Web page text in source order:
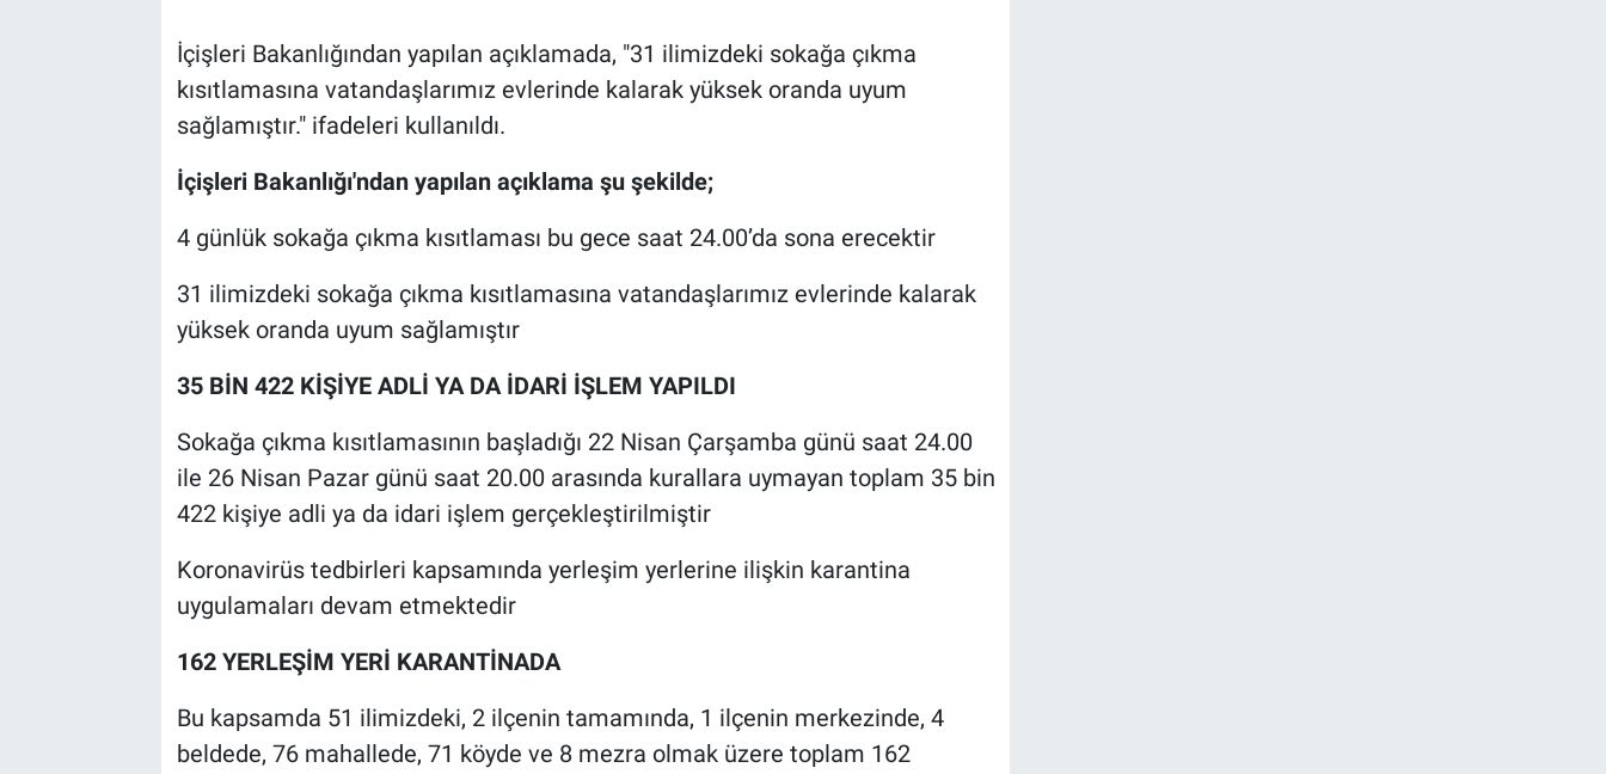
İçişleri Bakanlığından yapılan açıklamada, "31 ilimizdeki sokağa çıkma
kısıtlamasına vatandaşlarımız evlerinde kalarak yüksek oranda uyum
sağlamıştır." ifadeleri kullanıldı.
İçişleri Bakanlığı'ndan yapılan açıklama şu şekilde;
4 günlük sokağa çıkma kısıtlaması bu gece saat 24.00’da sona erecektir
31 ilimizdeki sokağa çıkma kısıtlamasına vatandaşlarımız evlerinde kalarak
yüksek oranda uyum sağlamıştır
35 BİN 422 KİŞİYE ADLİ YA DA İDARİ İŞLEM YAPILDI
Sokağa çıkma kısıtlamasının başladığı 22 Nisan Çarşamba günü saat 24.00
ile 26 Nisan Pazar günü saat 20.00 arasında kurallara uymayan toplam 35 bin
422 kişiye adli ya da idari işlem gerçekleştirilmiştir
Koronavirüs tedbirleri kapsamında yerleşim yerlerine ilişkin karantina
uygulamaları devam etmektedir
162 YERLEŞİM YERİ KARANTİNADA
Bu kapsamda 51 ilimizdeki, 2 ilçenin tamamında, 1 ilçenin merkezinde, 4
beldede, 76 mahallede, 71 köyde ve 8 mezra olmak üzere toplam 162